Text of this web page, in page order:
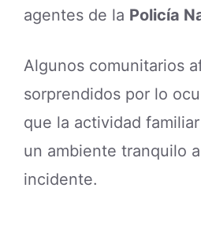
agentes de la Policía
Algunos comunitarios
sorprendidos por lo
que la actividad
un ambiente tranquilo
incidente.